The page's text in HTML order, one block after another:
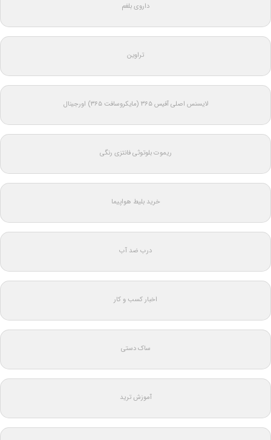
داروی بلغم
تراوین
لایسنس اصلی آفیس ۳۶۵ (مایکروسافت ۳۶۵) اورجینال
ریموت بلوتوثی فانتزی رنگی
خرید بلیط هواپیما
درب ضد آب
اخبار کسب و کار
ساک دستی
آموزش ترید